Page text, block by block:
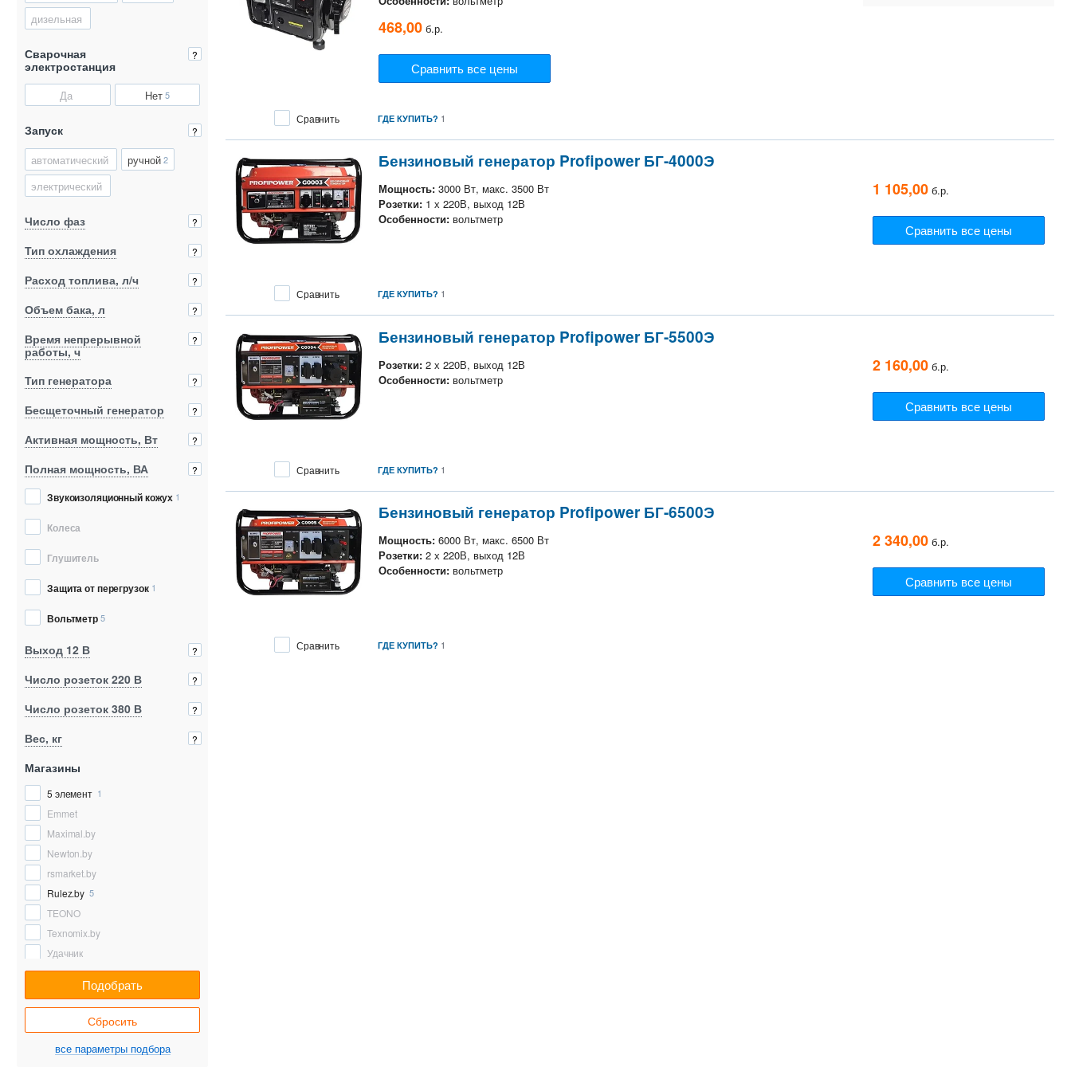
468,00 б.р.
Сравнить все цены
ГДЕ КУПИТЬ? 1
Сравнить
Бензиновый генератор Profipower БГ-4000Э
Мощность: 3000 Вт, макс. 3500 Вт
Розетки: 1 х 220В, выход 12В
Особенности: вольтметр
1 105,00 б.р.
Сравнить все цены
ГДЕ КУПИТЬ? 1
Сравнить
Бензиновый генератор Profipower БГ-5500Э
Розетки: 2 х 220В, выход 12В
Особенности: вольтметр
2 160,00 б.р.
Сравнить все цены
ГДЕ КУПИТЬ? 1
Сравнить
Бензиновый генератор Profipower БГ-6500Э
Мощность: 6000 Вт, макс. 6500 Вт
Розетки: 2 х 220В, выход 12В
Особенности: вольтметр
2 340,00 б.р.
Сравнить все цены
ГДЕ КУПИТЬ? 1
Сравнить
дизельная
Сварочная
электростанция
?
Да Нет 5
Запуск ?
автоматический ручной2
электрический
Число фаз ?
Тип охлаждения ?
Расход топлива, л/ч ?
Объем бака, л ?
Время непрерывной
работы, ч
?
Тип генератора ?
Бесщеточный генератор ?
Активная мощность, Вт ?
Полная мощность, ВА ?
Звукоизоляционный кожух 1
Колеса
Глушитель
Защита от перегрузок 1
Вольтметр5
Выход 12 В ?
Число розеток 220 В ?
Число розеток 380 В ?
Вес, кг ?
Магазины
5 элемент 1
Emmet
Maximal.by
Newton.by
rsmarket.by
Rulez.by 5
TEONO
Texnomix.by
Удачник
Подобрать
Сбросить
все параметры подбора